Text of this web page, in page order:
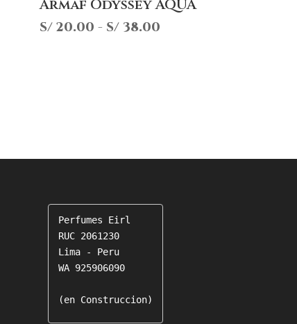
Armaf Odyssey AQUA
S/20.00 - S/38.00Rango
Perfumes Eirl
RUC 2061230
Lima - Peru
WA 925906090
(en Construccion)